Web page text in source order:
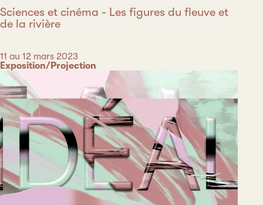
Sciences et cinéma - Les figures du fleuve et
de la rivière
Date
11 au 12 mars 2023
Catégorie
Exposition/Projection